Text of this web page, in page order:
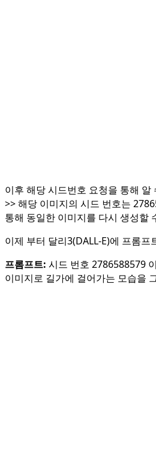
이후 해당 시드번호 요청을 통해 알
>> 해당 이미지의 시드 번호는
통해 동일한 이미지를 다시 생성할
이제 부터 달리3(DALL-E)에 프롬프
프롬프트: 시드 번호 2786588579
이미지로 길가에 걸어가는 모습을